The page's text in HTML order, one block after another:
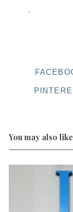
.
You may also like